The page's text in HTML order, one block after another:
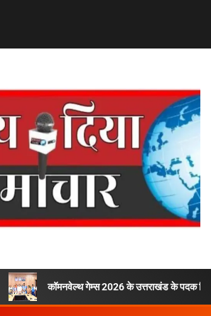
कॉमनवेल्थ गेम्स 2026 के उत्तराखंड के पदक विजेताओं और